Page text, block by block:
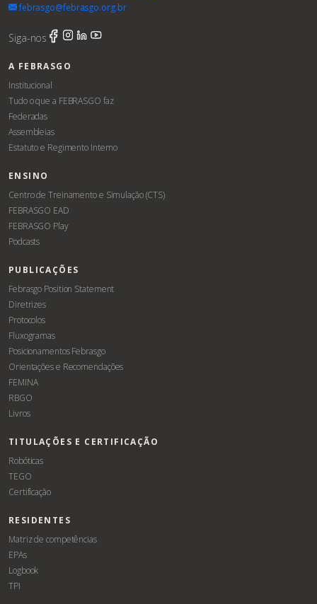
febrasgo@febrasgo.org.br
Siga-nos
A FEBRASGO
Institucional
Tudo o que a FEBRASGO faz
Federadas
Assembleias
Estatuto e Regimento Interno
ENSINO
Centro de Treinamento e Simulação (CTS)
FEBRASGO EAD
FEBRASGO Play
Podcasts
PUBLICAÇÕES
Febrasgo Position Statement
Diretrizes
Protocolos
Fluxogramas
Posicionamentos Febrasgo
Orientações e Recomendações
FEMINA
RBGO
Livros
TITULAÇÕES E CERTIFICAÇÃO
Robóticas
TEGO
Certificação
RESIDENTES
Matriz de competências
EPAs
Logbook
TPI